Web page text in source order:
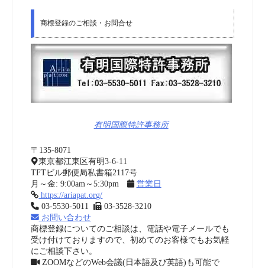
商標登録のご相談・お問合せ
有明国際特許事務所
〒135-8071
東京都江東区有明3-6-11
TFTビル郵便局私書箱2117号
月～金: 9:00am～5:30pm
営業日
https://ariapat.org/
03-5530-5011
03-3528-3210
お問い合わせ
商標登録についてのご相談は、電話や電子メールでも
受け付けておりますので、初めてのお客様でもお気軽
にご相談下さい。
ZOOMなどのWeb会議(日本語及び英語)も可能で